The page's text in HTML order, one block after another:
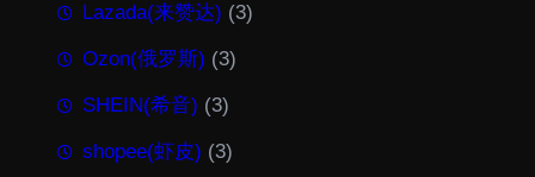
Lazada(来赞达) (3)
Ozon(俄罗斯) (3)
SHEIN(希音) (3)
shopee(虾皮) (3)